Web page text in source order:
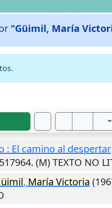
"Güimil, María
: El camino al despertar
(M) TEXTO NO
, María Victoria